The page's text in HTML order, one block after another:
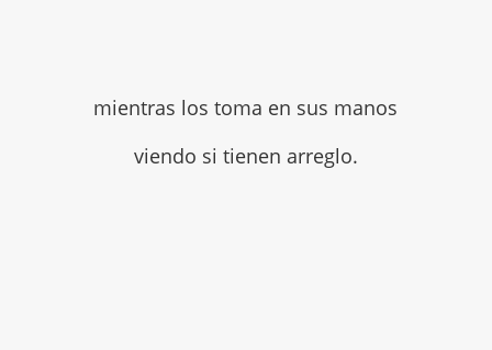
mientras los toma en sus manos
viendo si tienen arreglo.